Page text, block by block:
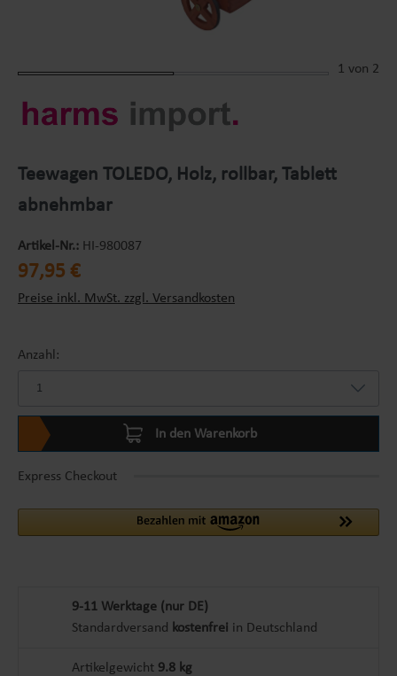
1 von 2
Teewagen TOLEDO, Holz, rollbar, Tablett
abnehmbar
Artikel-Nr.: HI-980087
Regulärer Preis:
97,95 €
Preise inkl. MwSt. zzgl. Versandkosten
Anzahl:
In den Warenkorb
Express Checkout
9-11 Werktage (nur DE)
Standardversand kostenfrei in Deutschland
Artikelgewicht 9.8 kg